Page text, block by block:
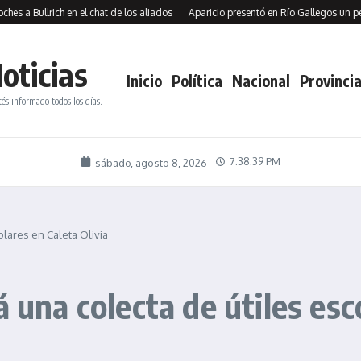
Bullrich en el chat de los aliados Aparicio presentó en Río Gallegos un pedido
informado todos los días.
Inicio Política Nacional
sábado, agosto 8, 2026 7:38:40 PM
en Caleta Olivia
colecta de útiles